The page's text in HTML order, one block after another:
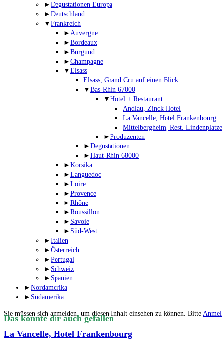
► Degustationen Europa
► Deutschland
▼ Frankreich
► Auvergne
► Bordeaux
► Burgund
► Champagne
▼ Elsass
Elsass, Grand Cru auf einen Blick
▼ Bas-Rhin 67000
▼ Hotel + Restaurant
Andlau, Zinck Hotel
La Vancelle, Hotel Frankenbourg
Mittelbergheim, Rest.
► Produzenten
► Degustationen
► Haut-Rhin 68000
► Korsika
► Languedoc
► Loire
► Provence
► Rhône
► Roussillon
► Savoie
► Süd-West
► Italien
► Österreich
► Portugal
► Schweiz
► Spanien
► Nordamerika
► Südamerika
Sie müssen sich anmelden, um diesen Inhalt einsehen zu können. Bitte
Das könnte dir auch gefallen
La Vancelle, Hotel Frankenbourg